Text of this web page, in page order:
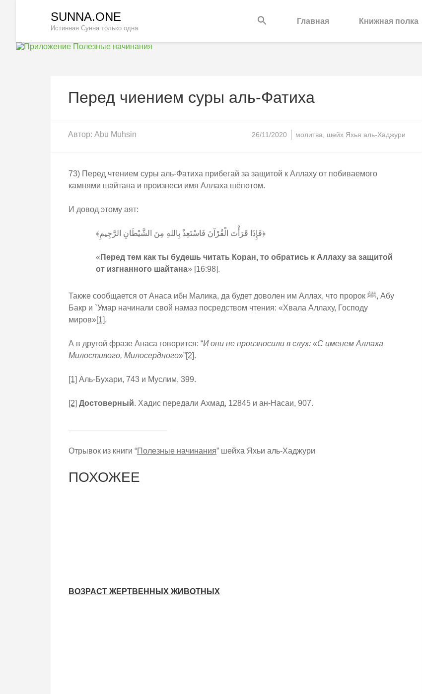
(нажмите
Enter)
SUNNA.ONE
Истинная Сунна только одна
Главная Книжная полка
Перед чиением суры аль-Фатиха
молитва шейх Яхья аль-Хаджури
26/11/2020
Автор: Abu Muhsin
73) Перед чтением суры аль-Фатиха прибегай за защитой к Аллаху от побиваемого
камнями шайтана и произнеси имя Аллаха шёпотом.
И довод этому аят:
﴿فَإِذَا قَرَأْتَ الْقُرْآنَ فَاسْتَعِذْ بِاللهِ مِنَ الشَّيْطَانِ الرَّجِيمِ﴾
« Перед тем как ты будешь читать Коран, то обратись к Аллаху за защитой
от изгнанного шайтана» [16:98].
Также сообщается от Анаса ибн Малика, да будет доволен им Аллах, что пророк ﷺ, Абу
Бакр и `Умар начинали свой намаз посредством чтения: «Хвала Аллаху, Господу
миров»[1].
А в другой фразе Анаса говорится: “И они не произносили в слух: «С именем Аллаха
Милостивого, Милосердного»”[2].
[1] Аль-Бухари, 743 и Муслим, 399.
[2] Достоверный. Хадис передали Ахмад, 12845 и ан-Насаи, 907.
Отрывок из книги “Полезные начинания” шейха Яхьи аль-Хаджури
ПОХОЖЕЕ
ВОЗРАСТ ЖЕРТВЕННЫХ ЖИВОТНЫХ